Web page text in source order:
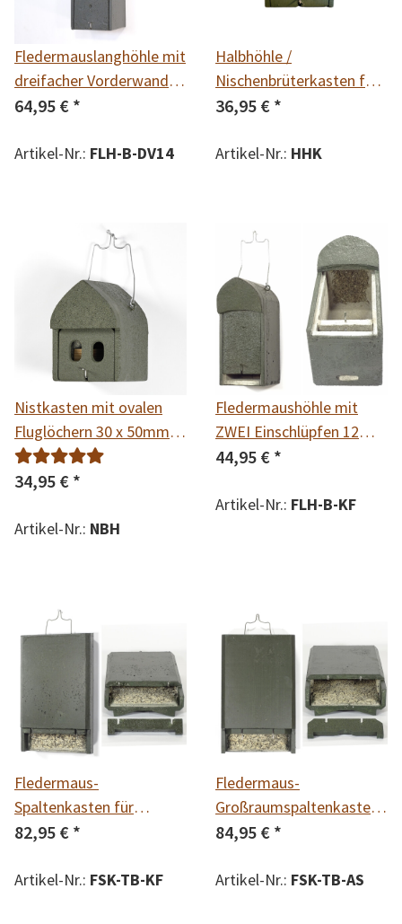
Fledermauslanghöhle mit
dreifacher Vorderwand
14mm
64,95 € *
Artikel-Nr.: FLH-B-DV14
Halbhöhle /
Nischenbrüterkasten für
z.B. Hausrotschwanz,
Zaunkönig und Grauer
36,95 € *
Artikel-Nr.: HHK
Nistkasten mit ovalen
Fluglöchern 30 x 50mm
für Nischenbrüter wie z.B.
Hausrotschwanz,
Tannenmeise,
und Grauer
Fliegenschnäpper
34,95 € *
Artikel-Nr.: NBH
Fledermaushöhle mit
ZWEI Einschlüpfen 12
mm
44,95 € *
Artikel-Nr.: FLH-B-KF
Fledermaus-
Spaltenkasten für
Kleinfledermäuse
82,95 € *
Artikel-Nr.: FSK-TB-KF
Fledermaus-
Großraumspaltenkasten
für
84,95 € *
Artikel-Nr.: FSK-TB-AS